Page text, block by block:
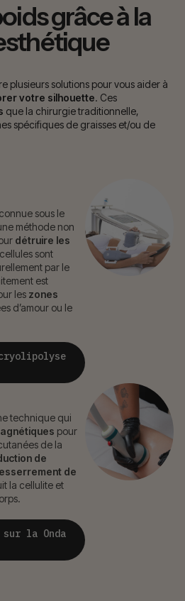
grâce à la
plusieurs solutions pour vous aider à
votre silhouette. Ces
que la chirurgie traditionnelle,
spécifiques de graisses et/ou de
sous le
méthode non
détruire les
sont
par le
est
les zones
d’amour ou le
technique qui
pour
de la
de
de
la cellulite et
sur la Onda